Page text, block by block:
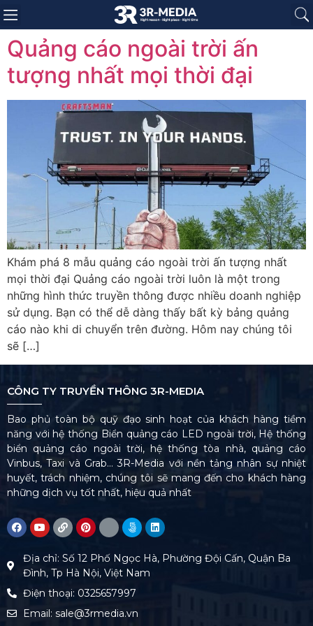
Quảng cáo ngoài trời ấn
tượng nhất mọi thời đại
Khám phá 8 mẫu quảng cáo ngoài trời ấn tượng nhất
mọi thời đại Quảng cáo ngoài trời luôn là một trong
những hình thức truyền thông được nhiều doanh nghiệp
sử dụng. Bạn có thể dễ dàng thấy bất kỳ bảng quảng
cáo nào khi di chuyển trên đường. Hôm nay chúng tôi
sẽ […]
CÔNG TY TRUYỀN THÔNG 3R-MEDIA
Bao phủ toàn bộ quỹ đạo sinh hoạt của khách hàng tiềm
năng với hệ thống Biển quảng cáo LED ngoài trời, Hệ thống
biển quảng cáo ngoài trời, hệ thống tòa nhà, quảng cáo
Vinbus, Taxi và Grab… 3R-Media với nền tảng nhân sự nhiệt
huyết, trách nhiệm, chúng tôi sẽ mang đến cho khách hàng
những dịch vụ tốt nhất, hiệu quả nhất
Địa chỉ: Số 12 Phố Ngọc Hà, Phường Đội Cấn, Quận Ba
Đình, Tp Hà Nội, Việt Nam
Điện thoại: 0325657997
Email: sale@3rmedia.vn